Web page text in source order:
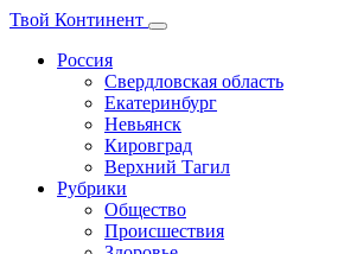
Твой Континент
Россия
Свердловская область
Екатеринбург
Невьянск
Кировград
Верхний Тагил
Рубрики
Общество
Происшествия